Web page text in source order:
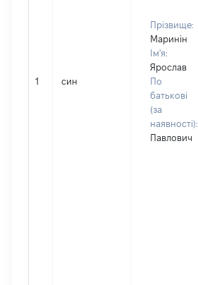
1 син
Прізвище:
Маринін
Ім'я:
Ярослав
По
батькові
(за
наявності):
Павлович